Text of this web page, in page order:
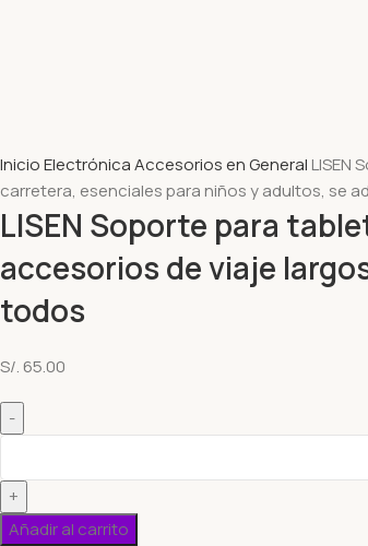
InicioElectrónicaAccesorios en General LISEN
carretera, esenciales para niños y adultos, se
LISEN Soporte para
accesorios de viaje
todos
S/. 65.00
Añadir al carrito